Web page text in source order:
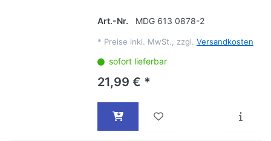
Art.-Nr. MDG 613 0878-2
* Preise inkl. MwSt., zzgl. Versandkosten
sofort lieferbar
21,99 € *